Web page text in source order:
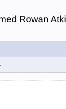
Rowan